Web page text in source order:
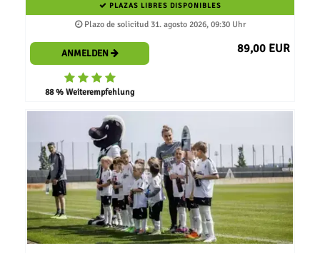
PLAZAS LIBRES DISPONIBLES
Plazo de solicitud 31. agosto 2026, 09:30 Uhr
ANMELDEN
88 % Weiterempfehlung
89,00 EUR